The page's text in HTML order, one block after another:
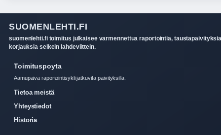
SUOMENLEHTI.FI
suomenlehti.fi toimitus julkaisee varmennettua raportointia,
korjauksia selkein lahdeviittein.
Toimituspoyta
Aamupaiva raportointisykli jatkuvilla paivityksilla.
Tietoa meistä
Yhteystiedot
Historia